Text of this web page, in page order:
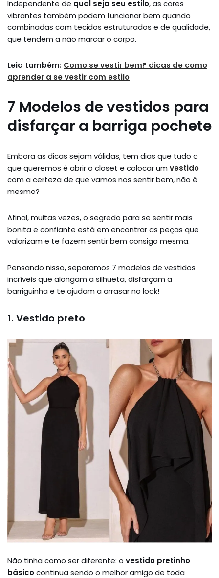
Independente de qual seja seu estilo, as cores
vibrantes também podem funcionar bem quando
combinadas com tecidos estruturados e de qualidade,
que tendem a não marcar o corpo.
Leia também: Como se vestir bem? dicas de como
aprender a se vestir com estilo
7 Modelos de vestidos para
disfarçar a barriga pochete
Embora as dicas sejam válidas, tem dias que tudo o
que queremos é abrir o closet e colocar um vestido
com a certeza de que vamos nos sentir bem, não é
mesmo?
Afinal, muitas vezes, o segredo para se sentir mais
bonita e confiante está em encontrar as peças que
valorizam e te fazem sentir bem consigo mesma.
Pensando nisso, separamos 7 modelos de vestidos
incríveis que alongam a silhueta, disfarçam a
barriguinha e te ajudam a arrasar no look!
1. Vestido preto
Não tinha como ser diferente: o vestido pretinho
básicocontinua sendo o melhor amigo de toda